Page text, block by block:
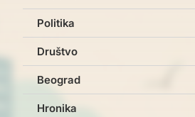
Politika
Društvo
Beograd
Hronika